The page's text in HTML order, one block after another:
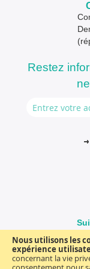
Nous utilisons les
expérience
concernant la vie
Restez